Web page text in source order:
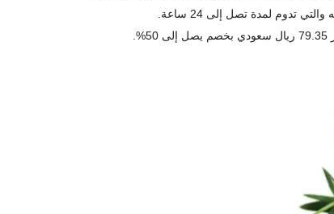
تدوم لمدة تصل إلى 24 ساعة.